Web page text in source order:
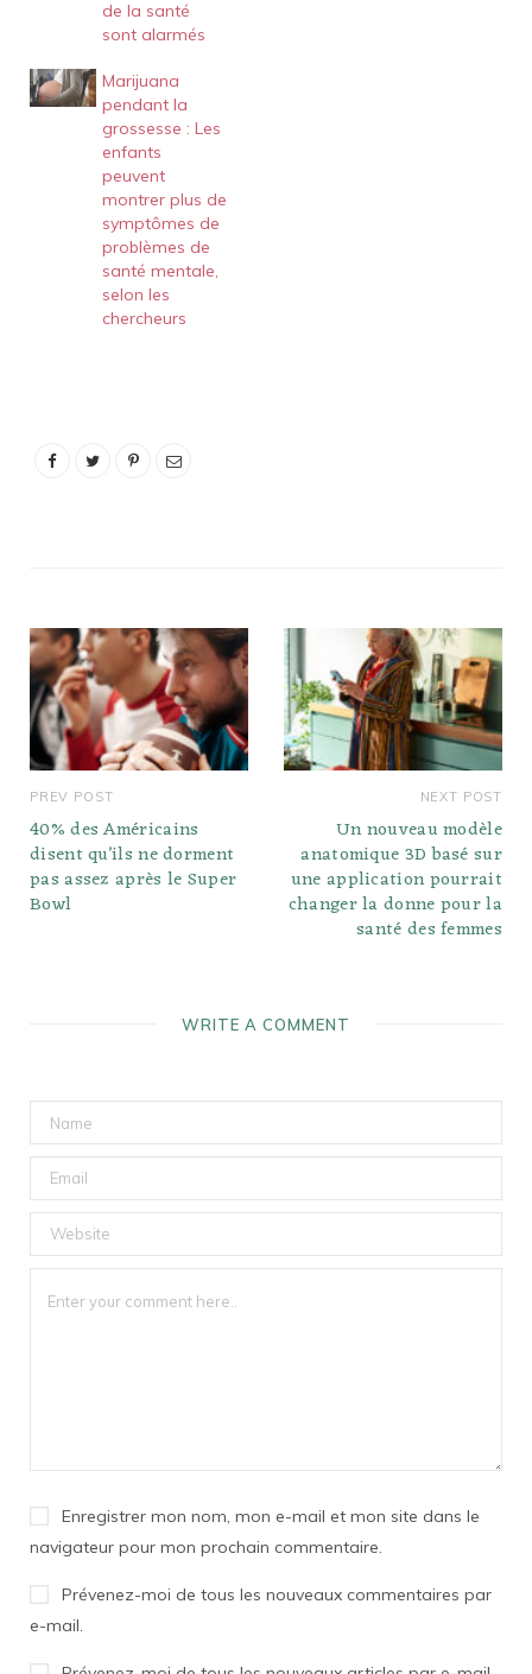
de la santé
sont alarmés
Marijuana
pendant la
grossesse : Les
enfants
peuvent
montrer plus de
symptômes de
problèmes de
santé mentale,
selon les
chercheurs
PREV POST
40% des Américains
disent qu’ils ne dorment
pas assez après le Super
Bowl
NEXT POST
Un nouveau modèle
anatomique 3D basé sur
une application pourrait
changer la donne pour la
santé des femmes
WRITE A COMMENT
Enregistrer mon nom, mon e-mail et mon site dans le
navigateur pour mon prochain commentaire.
Prévenez-moi de tous les nouveaux commentaires par
e-mail.